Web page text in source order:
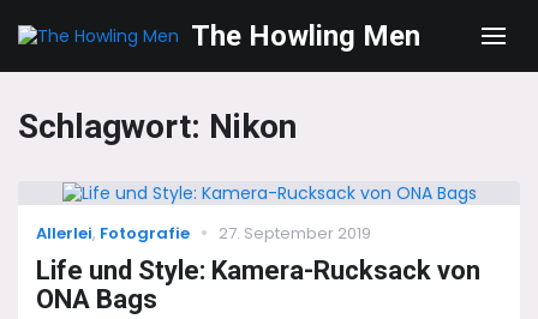
The Howling Men
Schlagwort: Nikon
Categories
Allerlei, Fotografie
Posted
27. September 2019
Life und Style: Kamera-Rucksack von
ONA Bags